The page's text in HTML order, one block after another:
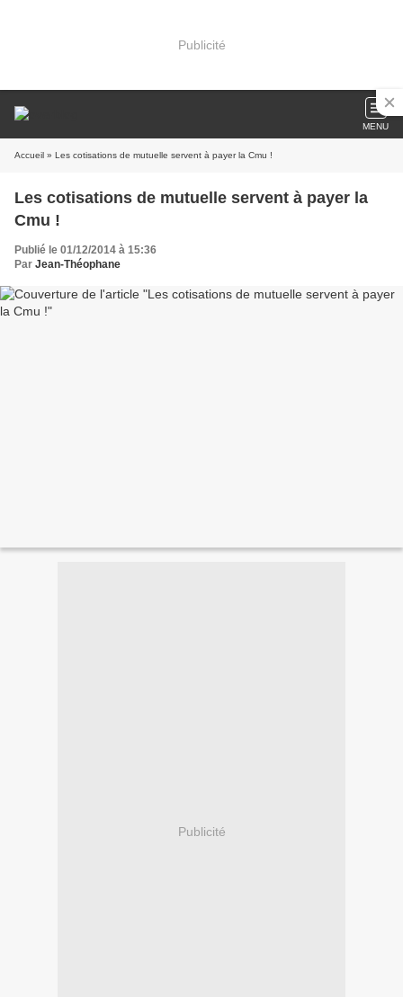
Publicité
MENU
Accueil » Les cotisations de mutuelle servent à payer la Cmu !
Les cotisations de mutuelle servent à payer la
Cmu !
Publié le 01/12/2014 à 15:36
Par Jean-Théophane
Publicité